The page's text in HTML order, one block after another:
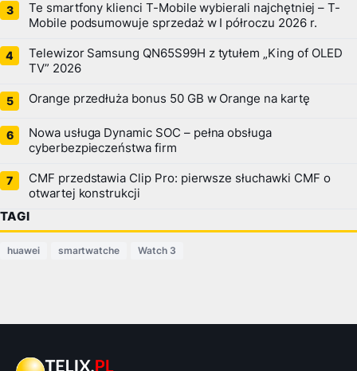
Te smartfony klienci T-Mobile wybierali najchętniej – T-
Mobile podsumowuje sprzedaż w I półroczu 2026 r.
Telewizor Samsung QN65S99H z tytułem „King of OLED
TV” 2026
Orange przedłuża bonus 50 GB w Orange na kartę
Nowa usługa Dynamic SOC – pełna obsługa
cyberbezpieczeństwa firm
CMF przedstawia Clip Pro: pierwsze słuchawki CMF o
otwartej konstrukcji
TAGI
huawei smartwatche Watch 3